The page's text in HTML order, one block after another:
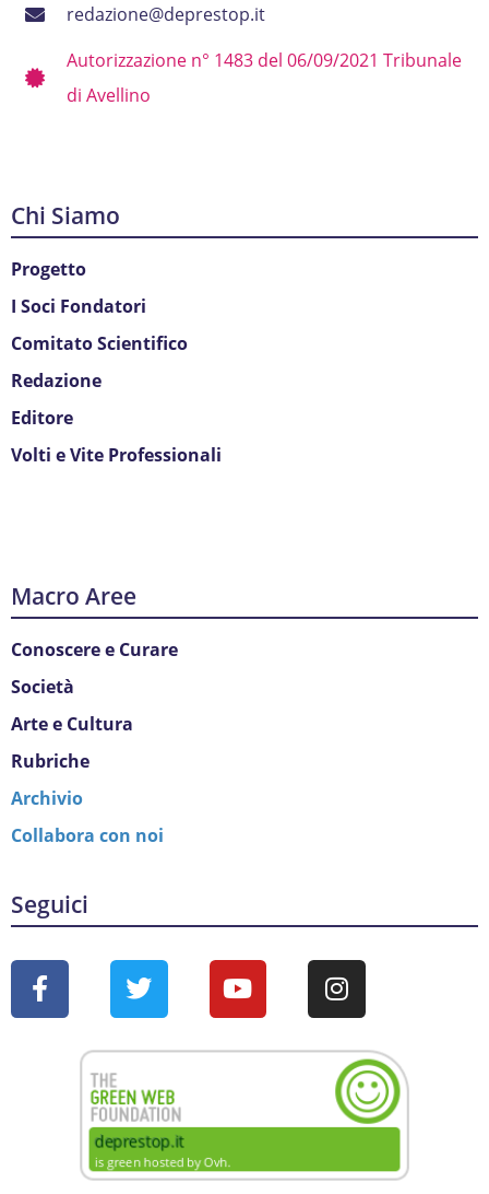
redazione@deprestop.it
Autorizzazione n° 1483 del 06/09/2021 Tribunale
di Avellino
Chi Siamo
Progetto
I Soci Fondatori
Comitato Scientifico
Redazione
Editore
Volti e Vite Professionali
Macro Aree
Conoscere e Curare
Società
Arte e Cultura
Rubriche
Archivio
Collabora con noi
Seguici